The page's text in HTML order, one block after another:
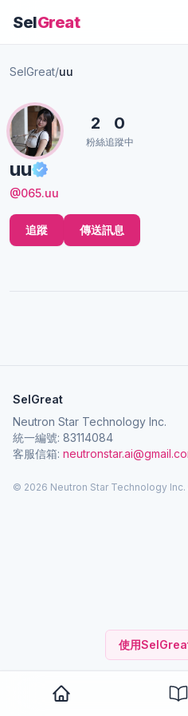
SelGreat
使用
SelGreat/uu
uu
@065.uu
2
粉絲
0
追蹤中
追蹤 傳送訊息
SelGreat
Neutron Star Technology Inc.
統一編號: 83114084
客服信箱:
© 2026 Neutron Star Technology